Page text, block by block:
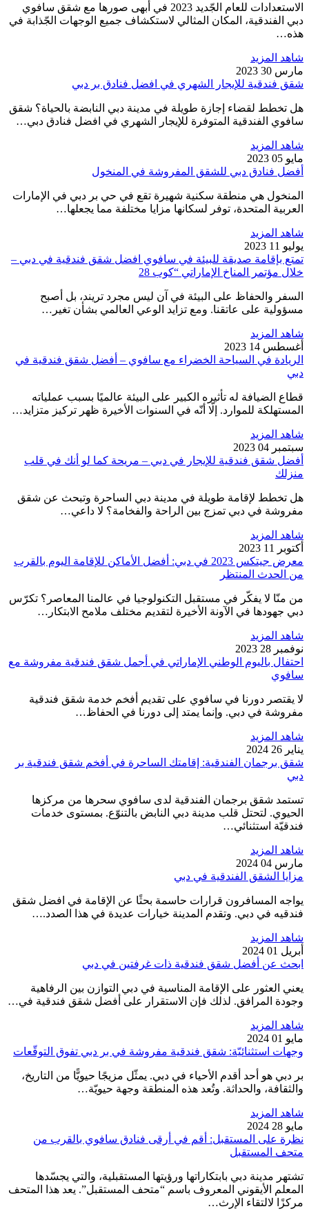
الاستعدادات للعام الجّديد 2023 في أبهى صورها مع شقق سافوي
دبي الفندقية، المكان المثالي لاستكشاف جميع الوجهات الجّذابة في
هذه…
شاهد المزيد
مارس 30 2023
شقق فندقية للإيجار الشهري في افضل فنادق بر دبي
هل تخطط لقضاء إجازة طويلة في مدينة دبي النابضة بالحياة؟ شقق
سافوي الفندقية المتوفرة للإيجار الشهري في افضل فنادق دبي…
شاهد المزيد
مايو 05 2023
أفضل فنادق دبي للشقق المفروشة في المنخول
المنخول هي منطقة سكنية شهيرة تقع في حي بر دبي في الإمارات
العربية المتحدة، توفر لسكانها مزايا مختلفة مما يجعلها…
شاهد المزيد
يوليو 11 2023
تمتع بإقامة صديقة للبيئة في سافوي افضل شقق فندقية في دبي –
خلال مؤتمر المناخ الإماراتي “كوب 28
السفر والحفاظ على البيئة في آن ليس مجرد تريند، بل أصبح
مسؤولية على عاتقنا. ومع تزايد الوعي العالمي بشأن تغير…
شاهد المزيد
أغسطس 14 2023
الريادة في السياحة الخضراء مع سافوي – أفضل شقق فندقية في
دبي
قطاع الضيافة له تأثيره الكبير على البيئة عالميًا بسبب عملياته
المستهلكة للموارد. إلّا أنّه في السنوات الأخيرة ظهر تركيز متزايد…
شاهد المزيد
سبتمبر 04 2023
أفضل شقق فندقية للإيجار في دبي – مريحة كما لو أنك في قلب
منزلك
هل تخطط لإقامة طويلة في مدينة دبي الساحرة وتبحث عن شقق
مفروشة في دبي تمزج بين الراحة والفخامة؟ لا داعي…
شاهد المزيد
أكتوبر 11 2023
معرض جيتكس 2023 في دبي: أفضل الأماكن للإقامة اليوم بالقرب
من الحدث المنتظر
من منّا لا يفكّر في مستقبل التكنولوجيا في عالمنا المعاصر؟ تكرّس
دبي جهودها في الآونة الأخيرة لتقديم مختلف ملامح الابتكار…
شاهد المزيد
نوفمبر 28 2023
احتفال باليوم الوطني الإماراتي في أجمل شقق فندقية مفروشة مع
سافوي
لا يقتصر دورنا في سافوي على تقديم أفخم خدمة شقق فندقية
مفروشة في دبي. وإنما يمتد إلى دورنا في الحفاظ…
شاهد المزيد
يناير 26 2024
شقق برجمان الفندقية: إقامتك الساحرة في أفخم شقق فندقية بر
دبي
تستمد شقق برجمان الفندقية لدى سافوي سحرها من مركزها
الحيوي. لتحتل قلب مدينة دبي النابض بالتنوّع. بمستوى خدمات
فندقيّة استثنائي…
شاهد المزيد
مارس 04 2024
مزايا الشقق الفندقية في دبي
يواجه المسافرون قرارات حاسمة بحثًا عن الإقامة في افضل شقق
فندقيه في دبي. وتقدم المدينة خيارات عديدة في هذا الصدد.…
شاهد المزيد
أبريل 01 2024
ابحث عن أفضل شقق فندقية ذات غرفتين في دبي
يعني العثور على الإقامة المناسبة في دبي التوازن بين الرفاهية
وجودة المرافق. لذلك فإن الاستقرار على أفضل شقق فندقية في…
شاهد المزيد
مايو 01 2024
وجهات استثنائيّة: شقق فندقية مفروشة في بر دبي تفوق التوقّعات
بر دبي هو أحد أقدم الأحياء في دبي. يمثّل مزيجًا حيويًّا من التاريخ،
والثقافة، والحداثة. وتُعد هذه المنطقة وجهة حيويّة…
شاهد المزيد
مايو 28 2024
نظرة على المستقبل: أقم في أرقى فنادق سافوي بالقرب من
متحف المستقبل
تشتهر مدينة دبي بابتكاراتها ورؤيتها المستقبلية، والتي يجسّدها
المعلم الأيقوني المعروف باسم “متحف المستقبل”. يعد هذا المتحف
مركزًا لالتقاء الإرث…